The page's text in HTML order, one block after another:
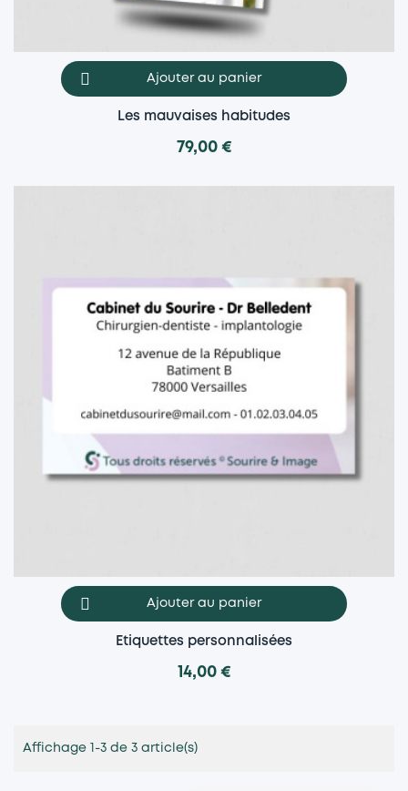
Ajouter au panier
Les mauvaises habitudes
79,00 €
Ajouter au panier
Etiquettes personnalisées
14,00 €
Affichage 1-3 de 3 article(s)